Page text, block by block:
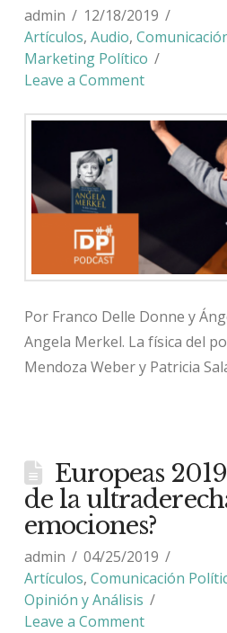
admin
12/18/2019
Artículos, Audio,
Marketing Político
Leave a Comment
Por Franco Delle Donne y
Angela Merkel. La física del
Mendoza Weber y Patricia
Europeas
de la
emociones?
admin
04/25/2019
Artículos, Comunicación
Opinión y Análisis
Leave a Comment